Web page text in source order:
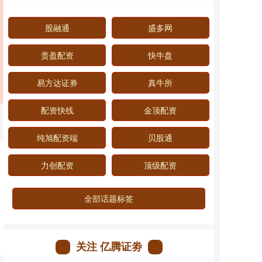
股融通 盛多网
贵盈配资 快牛盘
易方达证券 真牛所
配资快线 金顶配资
纯旭配资端 贝股通
力创配资 顶级配资
全部话题标签
关注 亿腾证劵